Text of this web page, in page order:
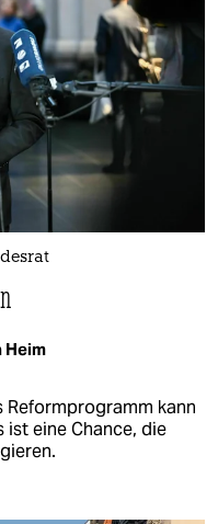
Heim
kann
ist eine Chance, die